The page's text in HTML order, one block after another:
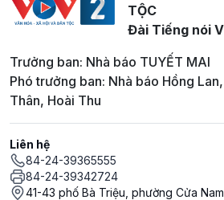
TỘC
Đài Tiếng nói
Trưởng ban: Nhà báo TUYẾT MAI
Phó trưởng ban: Nhà báo Hồng
Thân, Hoài Thu
Liên hệ
84-24-39365555
84-24-39342724
41-43 phố Bà Triệu, phường Cửa